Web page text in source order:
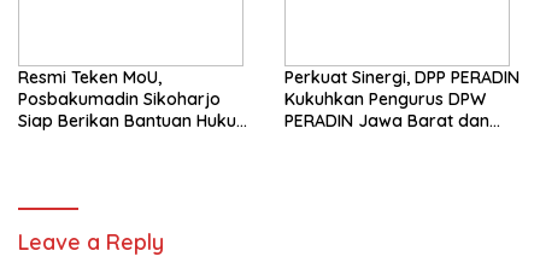
Resmi Teken MoU,
Posbakumadin Sikoharjo
Siap Berikan Bantuan Hukum
Perkuat Sinergi, DPP PERADIN
Kukuhkan Pengurus DPW
PERADIN Jawa Barat dan
Leave a Reply